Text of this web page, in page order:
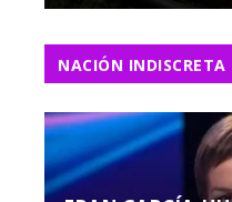
NACIÓN INDISCRETA